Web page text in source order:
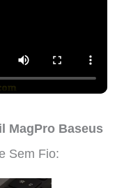
MagPro Baseus
Sem Fio: